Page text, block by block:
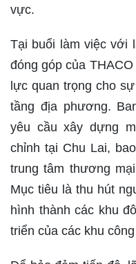
vực.
Tại buổi làm việc với
đóng góp của
lực quan trọng cho
tầng địa phương.
yêu cầu xây dựng
chỉnh tại Chu Lai,
trung tâm thương
Mục tiêu là thu hút
hình thành các khu
triển của các khu